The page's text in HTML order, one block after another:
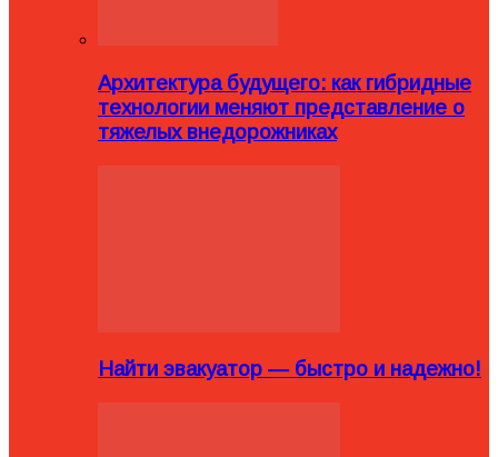
Архитектура будущего: как гибридные
технологии меняют представление о
тяжелых внедорожниках
Найти эвакуатор — быстро и надежно!